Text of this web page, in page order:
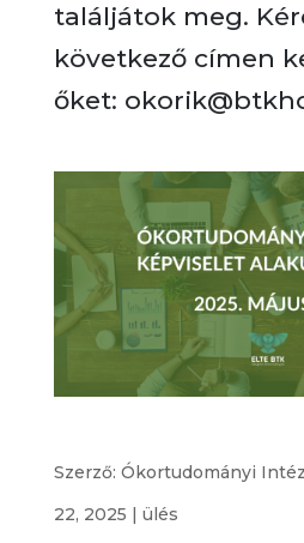
találjátok meg.
következő címen
őket:
Szerző: Ókortudományi
22, 2025 | ülés